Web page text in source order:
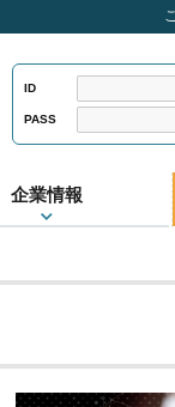
ID
PASS
企業情報